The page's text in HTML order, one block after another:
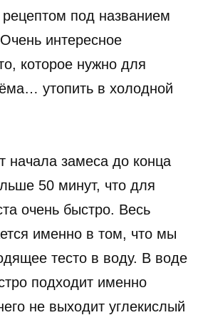
под названием
интересное
которое нужно для
утопить в холодной
начала замеса до конца
50 минут, что для
очень быстро. Весь
именно в том, что мы
тесто в воду. В воде
подходит именно
не выходит углекислый